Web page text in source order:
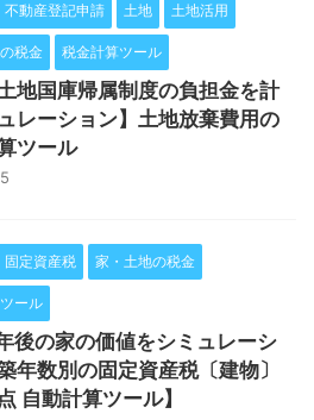
不動産登記申請 土地 土地活用
税金 税金計算ツール
土地国庫帰属制度の負担金を計
レーション】土地放棄費用の
ツール
固定資産税 家・土地の税金
ール
の家の価値をシミュレーシ
年数別の固定資産税〔建物〕
自動計算ツール】